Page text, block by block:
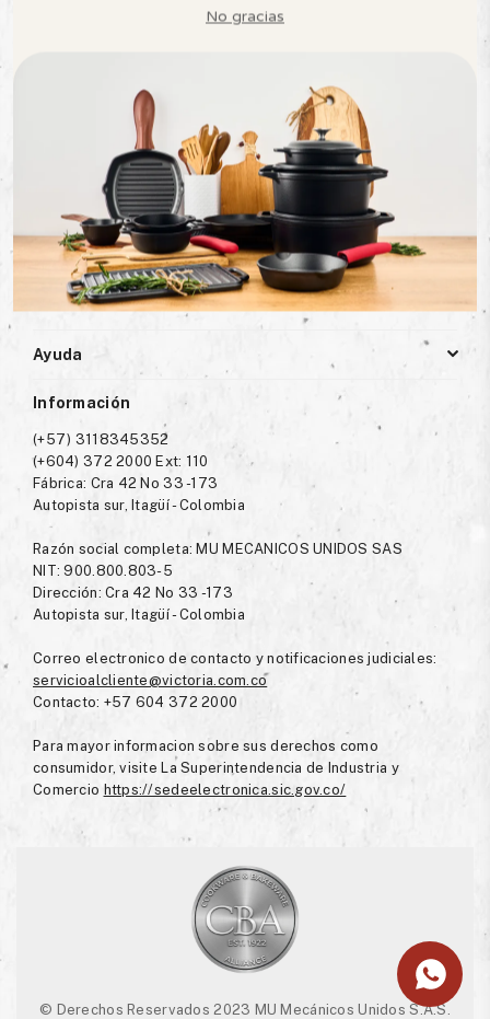
YouTubeWhatsapp
Newsletter
Acepto términos y condiciones
Nosotros
Ayuda
Información
(+57) 3118345352
(+604) 372 2000 Ext: 110
Fábrica: Cra 42 No 33 -173
Autopista sur, Itagüí - Colombia
Razón social completa: MU MECANICOS UNIDOS SAS
NIT: 900.800.803-5
Dirección: Cra 42 No 33 -173
Autopista sur, Itagüí - Colombia
Correo electronico de contacto y notificaciones judiciales:
servicioalcliente@victoria.com.co
Contacto: +57 604 372 2000
Para mayor informacion sobre sus derechos como
consumidor, visite La Superintendencia de Industria y
Comercio https://sedeelectronica.sic.gov.co/
© Derechos Reservados 2023 MU Mecánicos Unidos S.A.S.